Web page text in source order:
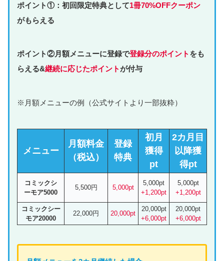
ポイント①：初回限定特典として1冊70%OFFクーポン
がもらえる
ポイント②月額メニューに登録で登録分のポイント をも
らえる&継続に応じたポイントが付与
※月額メニューの例（公式サイトより一部抜粋）
メニュー
月額料金
（税込）
登録
特典
初月
獲得
pt
2カ月目
以降獲
得pt
コミックシ
ーモア5000
5,500円 5,000pt
5,000pt
+1,200pt
5,000pt
+1,200pt
コミックシー
モア20000
22,000円 20,000pt
20,000pt
+6,000pt
20,000pt
+6,000pt